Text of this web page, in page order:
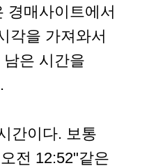
경매사이트에서
각을 가져와서
은 시간을
간이다. 보통
전 12:52"같은